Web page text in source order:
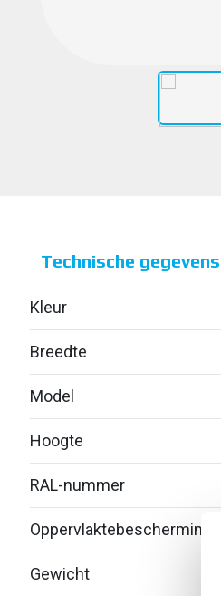
Technische gegevens
Kleur
Breedte
Model
Hoogte
RAL-nummer
Oppervlaktebescherming
Gewicht